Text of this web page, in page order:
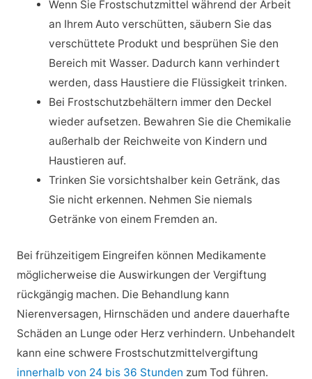
Wenn Sie Frostschutzmittel während der Arbeit
an Ihrem Auto verschütten, säubern Sie das
verschüttete Produkt und besprühen Sie den
Bereich mit Wasser. Dadurch kann verhindert
werden, dass Haustiere die Flüssigkeit trinken.
Bei Frostschutzbehältern immer den Deckel
wieder aufsetzen. Bewahren Sie die Chemikalie
außerhalb der Reichweite von Kindern und
Haustieren auf.
Trinken Sie vorsichtshalber kein Getränk, das
Sie nicht erkennen. Nehmen Sie niemals
Getränke von einem Fremden an.
Bei frühzeitigem Eingreifen können Medikamente
möglicherweise die Auswirkungen der Vergiftung
rückgängig machen. Die Behandlung kann
Nierenversagen, Hirnschäden und andere dauerhafte
Schäden an Lunge oder Herz verhindern. Unbehandelt
kann eine schwere Frostschutzmittelvergiftung
innerhalb von 24 bis 36 Stunden zum Tod führen.